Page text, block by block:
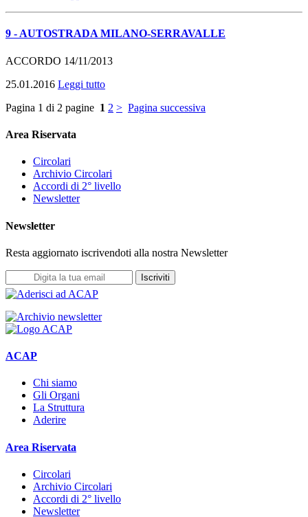
9 - AUTOSTRADA MILANO-SERRAVALLE
ACCORDO 14/11/2013
25.01.2016 Leggi tutto
Pagina 1 di 2 pagine 1 2 > Pagina successiva
Area Riservata
Circolari
Archivio Circolari
Accordi di 2° livello
Newsletter
Newsletter
Resta aggiornato iscrivendoti alla nostra Newsletter
Iscriviti
ACAP
Chi siamo
Gli Organi
La Struttura
Aderire
Area Riservata
Circolari
Archivio Circolari
Accordi di 2° livello
Newsletter